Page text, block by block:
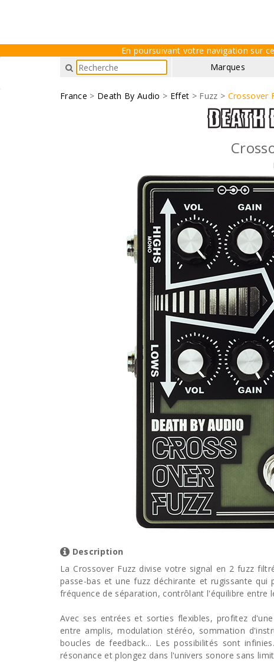
En poursuivant votre navigation sur
Marques
France > Death By Audio > Effet > Fuzz > Crossover
Description
La Crossover Fuzz divise votre signal en 2 fuzz
passe-bas et une fuzz déchirante et rugissante
fréquence de séparation, contrôlant l'équilibre entre
Avec ses entrées et sorties flexibles, profitez
entre amplis, modulation stéréo, sommation
boucles de feedback... Les possibilités sont
résonance et plongez dans l'univers sonore sans